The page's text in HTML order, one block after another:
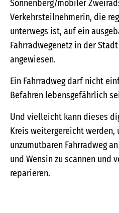
Sonnenberg/mobiler
Verkehrsteilnehmerin, die
unterwegs ist, auf ein
Fahrradwegenetz in der
angewiesen.
Ein Fahrradweg darf nicht
Befahren lebensgefährlich
Und vielleicht kann dieses
Kreis weitergereicht werden,
unzumutbaren Fahrradweg
und Wensin zu scannen und
reparieren.